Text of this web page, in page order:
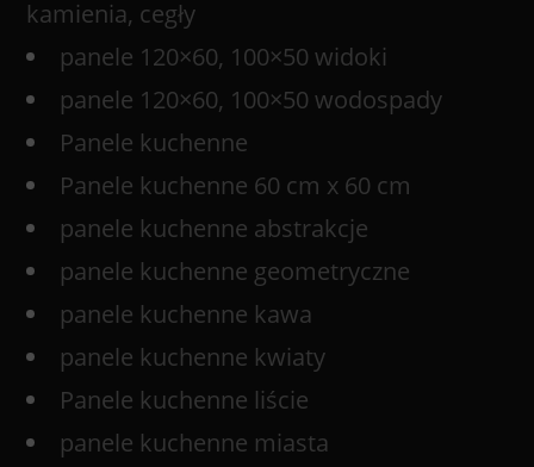
kamienia, cegły
panele 120×60, 100×50 widoki
panele 120×60, 100×50 wodospady
Panele kuchenne
Panele kuchenne 60 cm x 60 cm
panele kuchenne abstrakcje
panele kuchenne geometryczne
panele kuchenne kawa
panele kuchenne kwiaty
Panele kuchenne liście
panele kuchenne miasta